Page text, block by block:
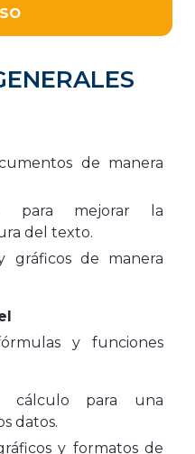
de manera
para mejorar la
del texto.
gráficos de manera
y funciones
cálculo para una
datos.
y formatos de